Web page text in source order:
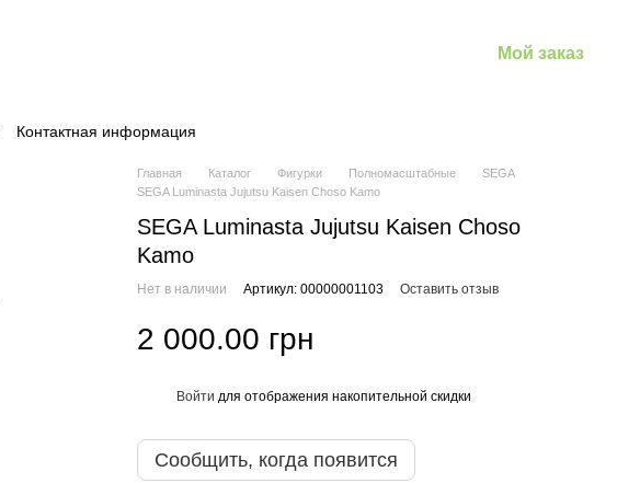
Мой заказ
Контактная информация
Главная Каталог Фигурки Полномасштабные
SEGA
SEGA Luminasta Jujutsu Kaisen Choso Kamo
SEGA Luminasta Jujutsu Kaisen Choso
Kamo
Нет в наличии Артикул: 00000001103 Оставить отзыв
2 000.00 грн
Войти для отображения накопительной скидки
Сообщить, когда появится